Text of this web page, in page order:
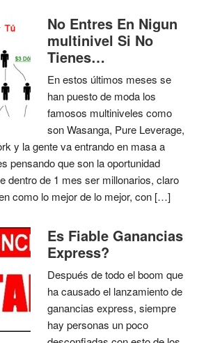
No Entres En Nigun
multinivel Si No
Tienes…
En estos últimos meses se
han puesto de moda los
famosos multiniveles como
son Wasanga, Pure Leverage,
y la gente va entrando en masa a
pensando que son la oportunidad
dentro de 1 mes ser millonarios, claro
como lo mejor de lo mejor, con […]
Es Fiable Ganancias
Express?
Después de todo el boom que
ha causado el lanzamiento de
ganancias express, siempre
hay personas un poco